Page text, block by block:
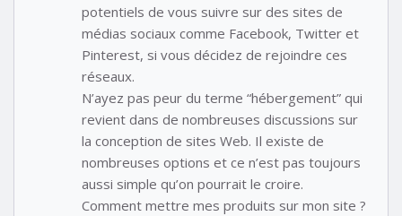
potentiels de vous suivre sur des sites de
médias sociaux comme Facebook, Twitter et
Pinterest, si vous décidez de rejoindre ces
réseaux.
N’ayez pas peur du terme “hébergement” qui
revient dans de nombreuses discussions sur
la conception de sites Web. Il existe de
nombreuses options et ce n’est pas toujours
aussi simple qu’on pourrait le croire.
Comment mettre mes produits sur mon site ?